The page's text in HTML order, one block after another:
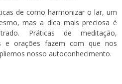
de como harmonizar o lar, um
mas a dica mais preciosa é
Práticas de meditação,
e orações fazem com que nos
nosso autoconhecimento.